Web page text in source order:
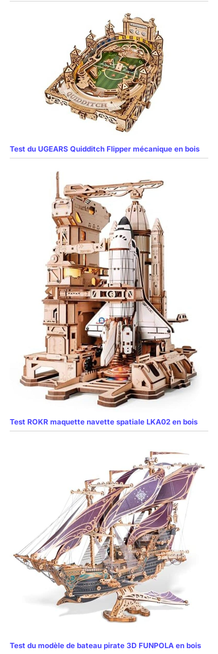
Test du UGEARS Quidditch Flipper mécanique en bois
Test ROKR maquette navette spatiale LKA02 en bois
Test du modèle de bateau pirate 3D FUNPOLA en bois